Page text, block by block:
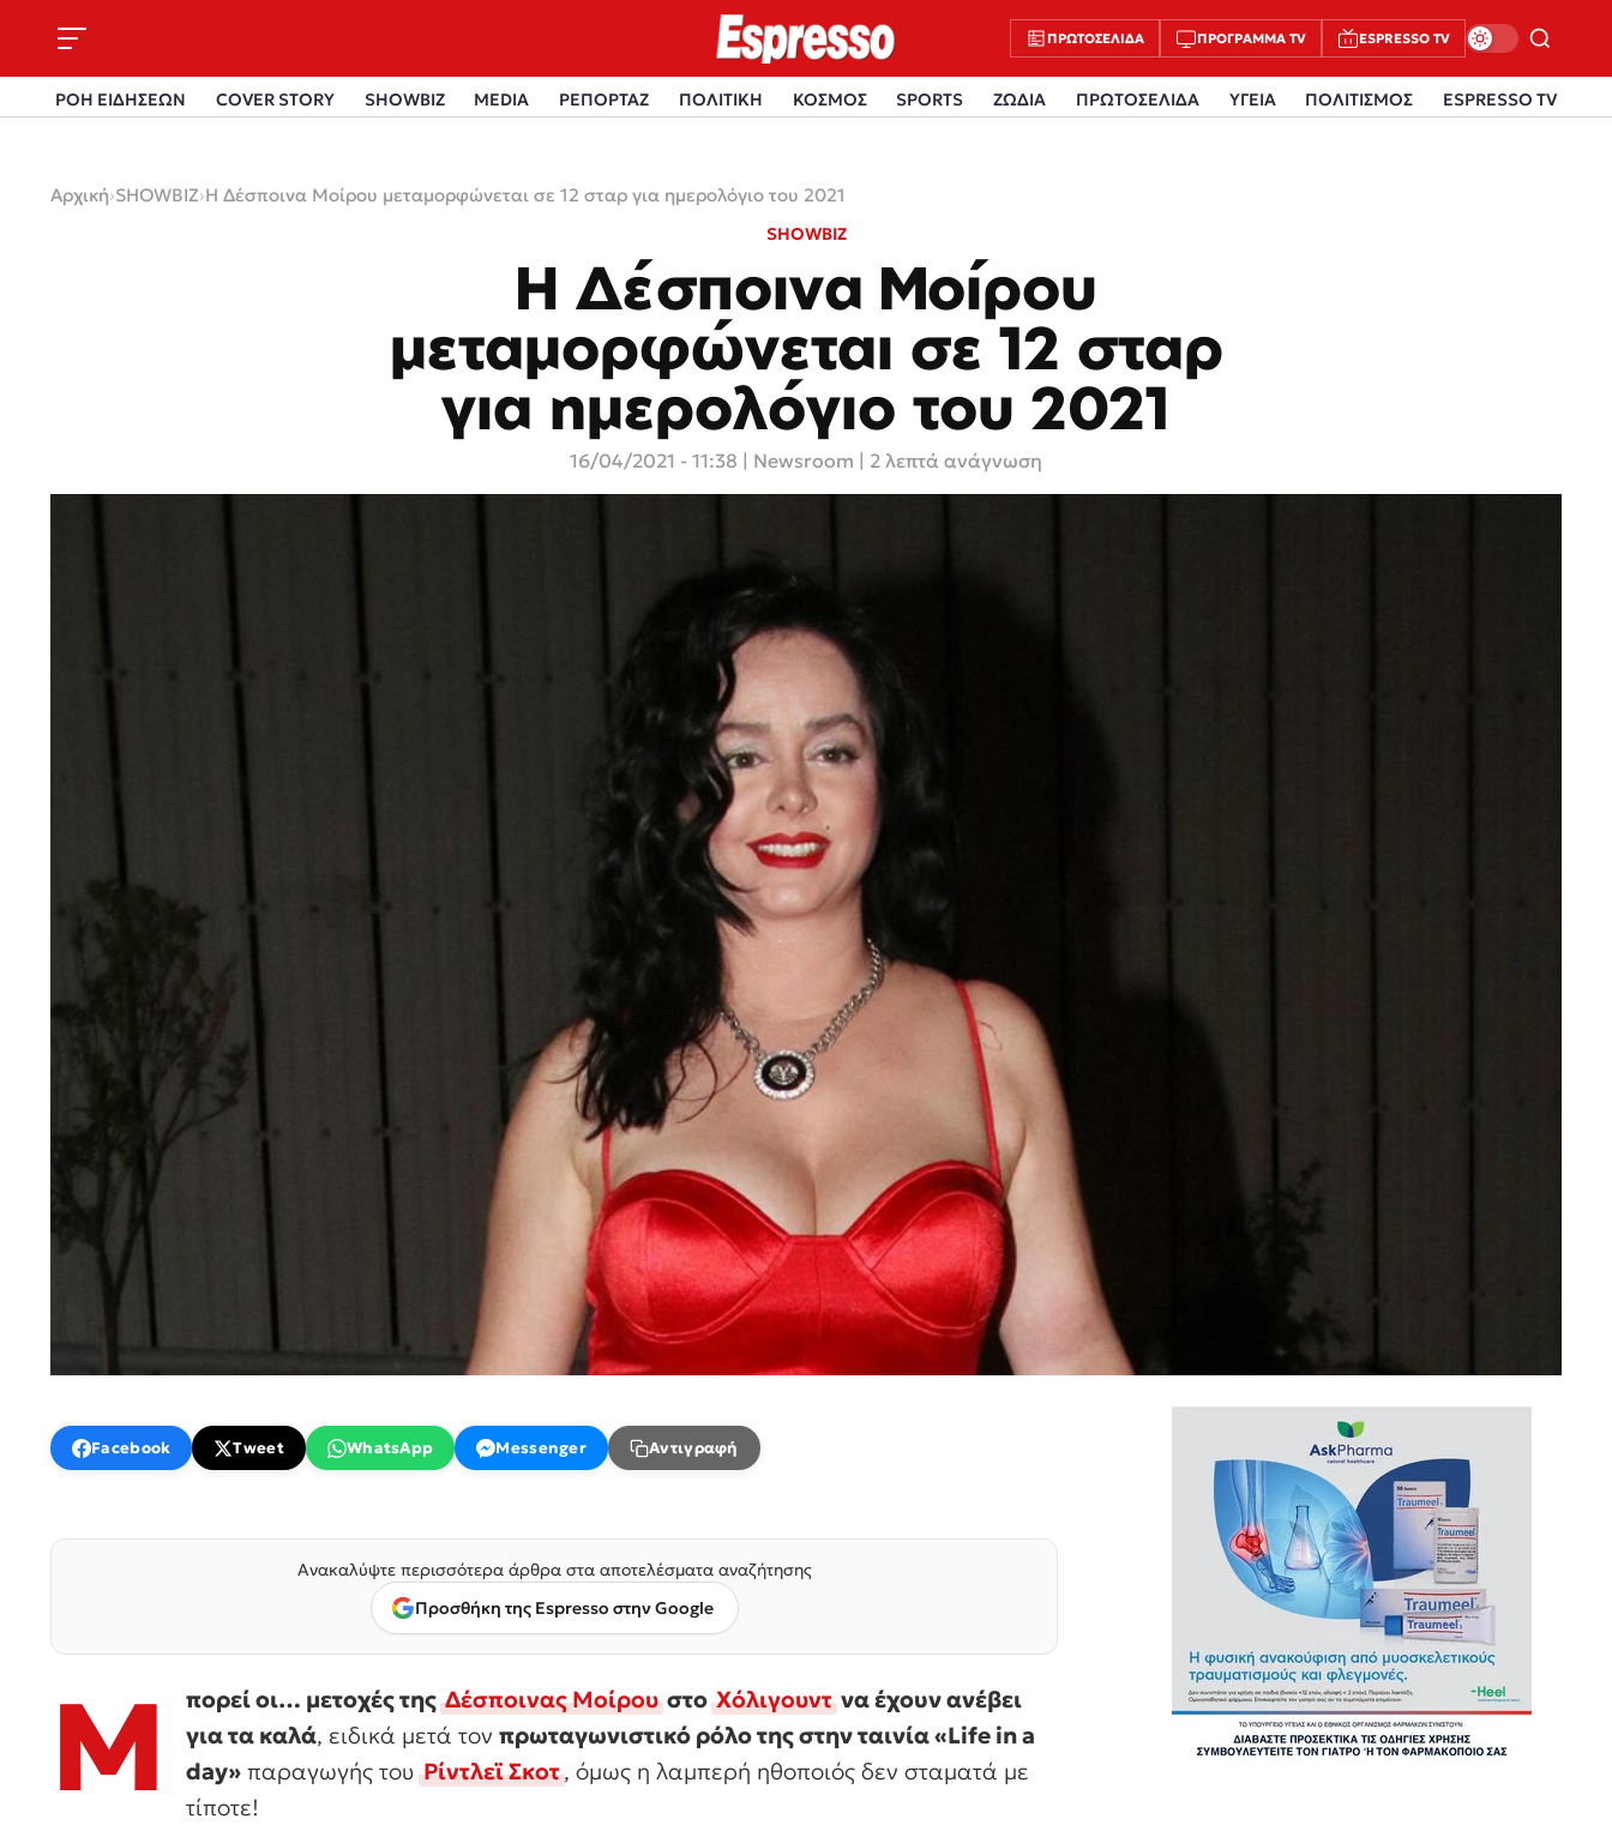
ΠΡΩΤΟΣΈΛΙΔΑ ΠΡΌΓΡΑΜΜΑ TV ESPRESSO TV
ΡΟΗ ΕΙΔΗΣΕΩΝ COVER STORY SHOWBIZ MEDIA ΡΕΠΟΡΤΑΖ ΠΟΛΙΤΙΚΗ ΚΟΣΜΟΣ SPORTS ΖΩΔΙΑ ΠΡΩΤΟΣΕΛΙΔΑ ΥΓΕΙΑ ΠΟΛΙΤΙΣΜΟΣ ESPRESSO TV
Αρχική›SHOWBIZ›Η Δέσποινα Μοίρου μεταμορφώνεται σε 12 σταρ για ημερολόγιο του 2021
SHOWBIZ
Η Δέσποινα Μοίρου
μεταμορφώνεται σε 12 σταρ
για ημερολόγιο του 2021
16/04/2021 - 11:38 Newsroom | 2 λεπτά ανάγνωση
Facebook Tweet WhatsApp Messenger Αντιγραφή
Ανακαλύψτε περισσότερα άρθρα στα αποτελέσματα αναζήτησης
Προσθήκη της Espresso στην Google
Μ πορεί οι… μετοχές τηςΔέσποινας ΜοίρουστοΧόλιγουντνα έχουν ανέβει
για τα καλά, ειδικά μετά τον πρωταγωνιστικό ρόλο της στην ταινία «Life in a
day» παραγωγής τουΡίντλεϊ Σκοτ, όμως η λαμπερή ηθοποιός δεν σταματά με
τίποτε!